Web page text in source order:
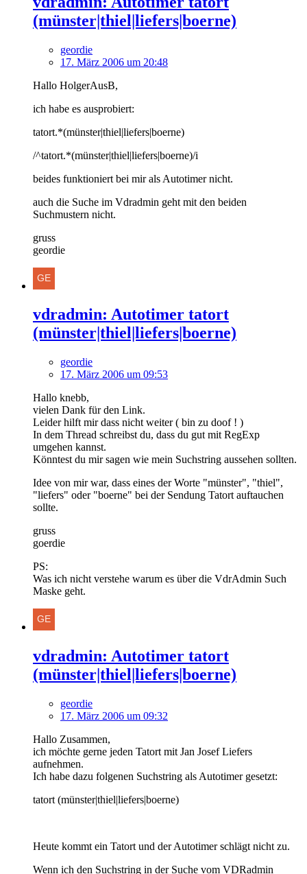
(münster|thiel|liefers|boerne)
geordie
17. März 2006 um 20:48
Hallo HolgerAusB,
ich habe es ausprobiert:
tatort.*(münster|thiel|liefers|boerne)
/^tatort.*(münster|thiel|liefers|boerne)/i
beides funktioniert bei mir als Autotimer nicht.
auch die Suche im Vdradmin geht mit den beiden
Suchmustern nicht.
gruss
geordie
vdradmin: Autotimer tatort
(münster|thiel|liefers|boerne)
geordie
17. März 2006 um 09:53
Hallo knebb,
vielen Dank für den Link.
Leider hilft mir dass nicht weiter ( bin zu doof ! )
In dem Thread schreibst du, dass du gut mit RegExp
umgehen kannst.
Könntest du mir sagen wie mein Suchstring aussehen sollten.
Idee von mir war, dass eines der Worte "münster", "thiel",
"liefers" oder "boerne" bei der Sendung Tatort auftauchen
sollte.
gruss
goerdie
PS:
Was ich nicht verstehe warum es über die VdrAdmin Such
Maske geht.
vdradmin: Autotimer tatort
(münster|thiel|liefers|boerne)
geordie
17. März 2006 um 09:32
Hallo Zusammen,
ich möchte gerne jeden Tatort mit Jan Josef Liefers
aufnehmen.
Ich habe dazu folgenen Suchstring als Autotimer gesetzt:
tatort (münster|thiel|liefers|boerne)
Heute kommt ein Tatort und der Autotimer schlägt nicht zu.
Wenn ich den Suchstring in der Suche vom VDRadmin